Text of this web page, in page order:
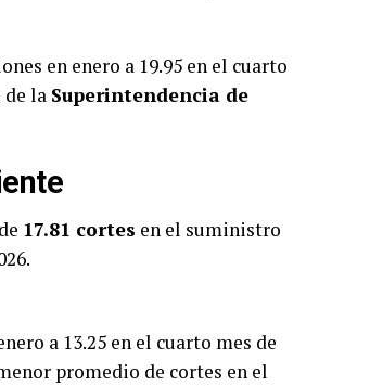
en enero a 19.95 en el cuarto
de la Superintendencia de
17.81 cortes en el suministro
a 13.25 en el cuarto mes de
promedio de cortes en el